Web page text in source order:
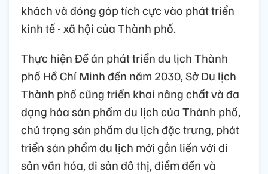
khách và đóng góp tích cực vào phát triển
kinh tế - xã hội của Thành phố.
Thực hiện Đề án phát triển du lịch Thành
phố Hồ Chí Minh đến năm 2030, Sở Du lịch
Thành phố cũng triển khai nâng chất và đa
dạng hóa sản phẩm du lịch của Thành phố,
chú trọng sản phẩm du lịch đặc trưng, phát
triển sản phẩm du lịch mới gắn liền với di
sản văn hóa, di sản đô thị, điểm đến và